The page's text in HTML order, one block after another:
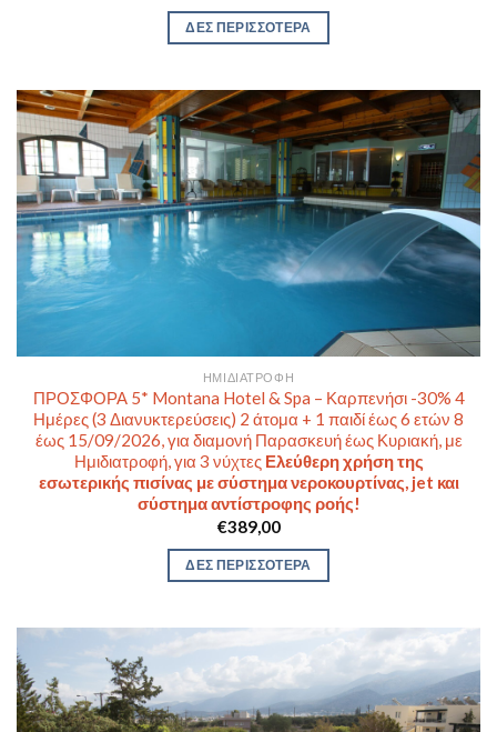
ΔΕΣ ΠΕΡΙΣΣΟΤΕΡΑ
ΗΜΙΔΙΑΤΡΟΦΉ
ΠΡΟΣΦΟΡΑ 5* Montana Hotel & Spa – Καρπενήσι -30% 4
Ημέρες (3 Διανυκτερεύσεις) 2 άτομα + 1 παιδί έως 6 ετών 8
έως 15/09/2026, για διαμονή Παρασκευή έως Κυριακή, με
Ημιδιατροφή, για 3 νύχτες Ελεύθερη χρήση της
εσωτερικής πισίνας με σύστημα νεροκουρτίνας, jet και
σύστημα αντίστροφης ροής!
€389,00
ΔΕΣ ΠΕΡΙΣΣΟΤΕΡΑ